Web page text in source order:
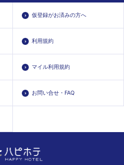
仮登録がお済みの方へ
利用規約
マイル利用規約
お問い合せ・FAQ